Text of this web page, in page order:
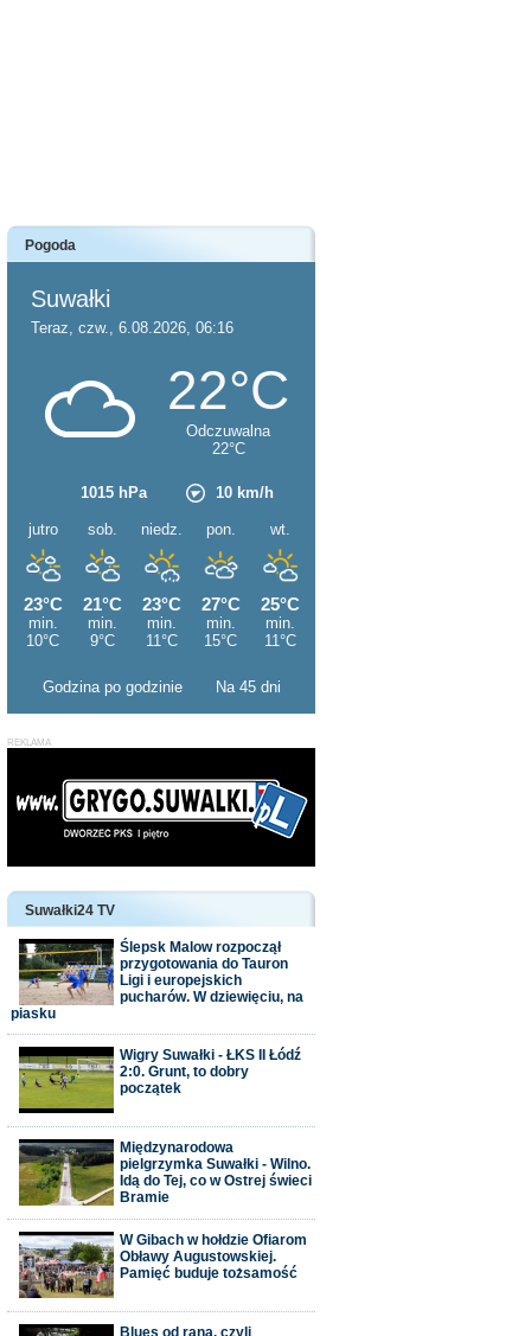
Pogoda
Godzina po godzinie Na 45 dni
Suwałki24 TV
Ślepsk Malow rozpoczął
przygotowania do Tauron
Ligi i europejskich
pucharów. W dziewięciu, na
piasku
Wigry Suwałki - ŁKS II Łódź
2:0. Grunt, to dobry
początek
Międzynarodowa
pielgrzymka Suwałki - Wilno.
Idą do Tej, co w Ostrej świeci
Bramie
W Gibach w hołdzie Ofiarom
Obławy Augustowskiej.
Pamięć buduje tożsamość
Blues od rana, czyli